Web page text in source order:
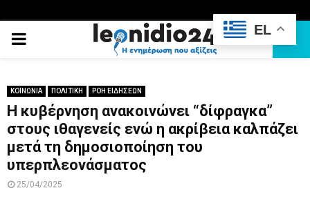
PRIMARY
ΚΟΙΝΩΝΙΑ ΠΟΛΙΤΙΚΗ ΡΟΗ ΕΙΔΗΣΕΩΝ
Η κυβέρνηση ανακοινώνει “δίφραγκα”
στους ιθαγενείς ενώ η ακρίβεια καλπάζει
μετά τη δημοσιοποίηση του
υπερπλεονάσματος
25/04/2025
EL